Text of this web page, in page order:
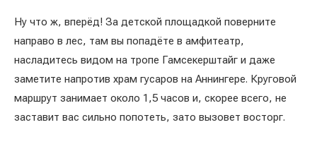
Ну что ж, вперёд! За детской площадкой поверните
направо в лес, там вы попадёте в амфитеатр,
насладитесь видом на тропе Гамсекерштайг и даже
заметите напротив храм гусаров на Аннингере. Круговой
маршрут занимает около 1,5 часов и, скорее всего, не
заставит вас сильно попотеть, зато вызовет восторг.